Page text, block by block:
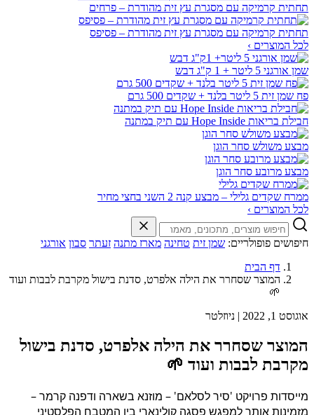
תחתית קרמיקה עם מסגרת עץ זית מהודרת – פרחים
תחתית קרמיקה עם מסגרת עץ זית מהודרת – פסיפס
לכל המוצרים ›
שמן אורגני 5 ליטר + 1 ק"ג דבש
פח שמן זית 5 ליטר בלנד + שקדים 500 גרם
חבילת בריאות Hope Inside עם תיק במתנה
מבצע משולש סחר הוגן
מבצע מרובע סחר הוגן
ממרח שקדים גלילי – מבצע קנה 2 השני בחצי מחיר
לכל המוצרים ›
חיפושים פופולריים: שמן זית טחינה מארז מתנה זעתר סבון אורגני
דף הבית
המוצר שסחרר את הילה אלפרט, סדנת בישול מקרבת לבבות ועוד
🌱
אוגוסט 1, 2022
| ניוזלטר
המוצר שסחרר את הילה אלפרט, סדנת בישול
מקרבת לבבות ועוד 🌱
מייסדות פרויקט 'סיר לסלאם' – מוזנא בשארה ודפנה קרמר –
מזמינות אותך למפגש פסגה קולינארי בין המטבח הפלסטיני